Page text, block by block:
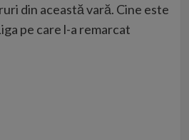
din această vară. Cine este
pe care l-a remarcat